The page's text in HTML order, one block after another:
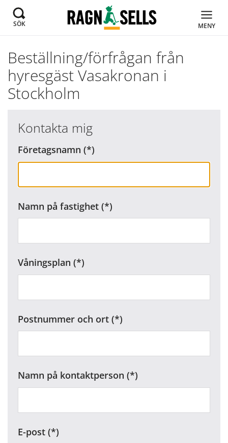
SÖK MENY
Beställning/förfrågan från
hyresgäst Vasakronan i
Stockholm
Kontakta mig
Företagsnamn
Namn på fastighet
Våningsplan
Postnummer och ort
Namn på kontaktperson
E-post